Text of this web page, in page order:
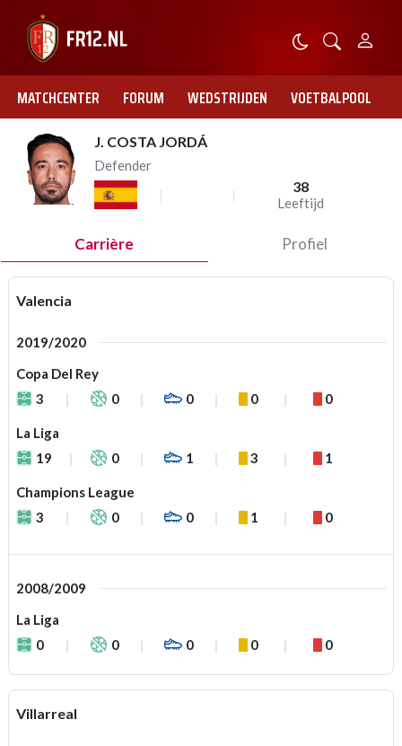
MATCHCENTER FORUM WEDSTRIJDEN VOETBALPOOL
J. COSTA JORDÁ
Defender
38
Leeftijd
Carrière Profiel
Valencia
2019/2020
Copa Del Rey
3
0 0 0 0
La Liga
19
0 1 3 1
Champions League
3
0 0 1 0
2008/2009
La Liga
0
0 0 0 0
Villarreal